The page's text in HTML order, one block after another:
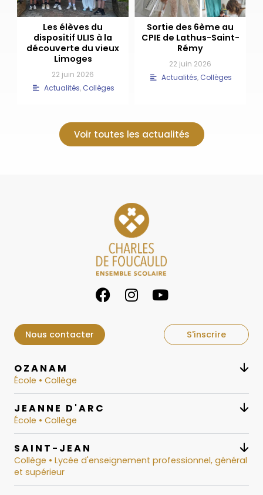
Les élèves du
dispositif ULIS à la
découverte du vieux
Limoges
22 juin 2026
Actualités, Collèges
Sortie des 6ème au
CPIE de Lathus-Saint-
Rémy
22 juin 2026
Actualités, Collèges
Voir toutes les actualités
Nous contacter S'inscrire
OZANAM
École • Collège
JEANNE D'ARC
École • Collège
SAINT-JEAN
Collège • Lycée d'enseignement professionnel, général
et supérieur